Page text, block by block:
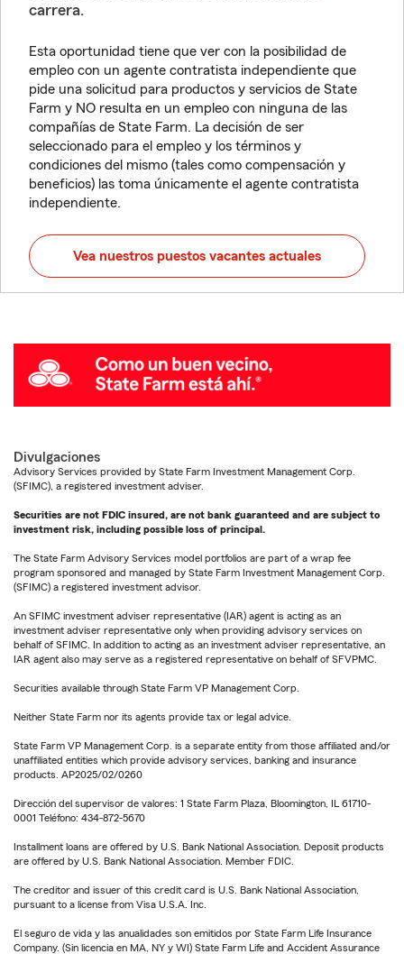
carrera.
Esta oportunidad tiene que ver con la posibilidad de
empleo con un agente contratista independiente que
pide una solicitud para productos y servicios de State
Farm y NO resulta en un empleo con ninguna de las
compañías de State Farm. La decisión de ser
seleccionado para el empleo y los términos y
condiciones del mismo (tales como compensación y
beneficios) las toma únicamente el agente contratista
independiente.
Vea nuestros puestos vacantes actuales
Divulgaciones
Advisory Services provided by State Farm Investment Management Corp.
(SFIMC), a registered investment adviser.
Securities are not FDIC insured, are not bank guaranteed and are subject to
investment risk, including possible loss of principal.
The State Farm Advisory Services model portfolios are part of a wrap fee
program sponsored and managed by State Farm Investment Management Corp.
(SFIMC) a registered investment advisor.
An SFIMC investment adviser representative (IAR) agent is acting as an
investment adviser representative only when providing advisory services on
behalf of SFIMC. In addition to acting as an investment adviser representative, an
IAR agent also may serve as a registered representative on behalf of SFVPMC.
Securities available through State Farm VP Management Corp.
Neither State Farm nor its agents provide tax or legal advice.
State Farm VP Management Corp. is a separate entity from those affiliated and/or
unaffiliated entities which provide advisory services, banking and insurance
products. AP2025/02/0260
Dirección del supervisor de valores: 1 State Farm Plaza, Bloomington, IL 61710-
0001 Teléfono: 434-872-5670
Installment loans are offered by U.S. Bank National Association. Deposit products
are offered by U.S. Bank National Association. Member FDIC.
The creditor and issuer of this credit card is U.S. Bank National Association,
pursuant to a license from Visa U.S.A. Inc.
El seguro de vida y las anualidades son emitidos por State Farm Life Insurance
Company. (Sin licencia en MA, NY y WI) State Farm Life and Accident Assurance